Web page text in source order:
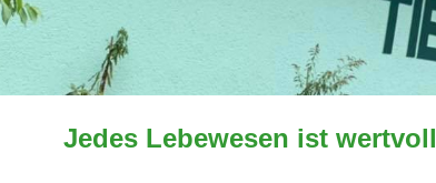
Jedes Lebewesen ist wertvoll